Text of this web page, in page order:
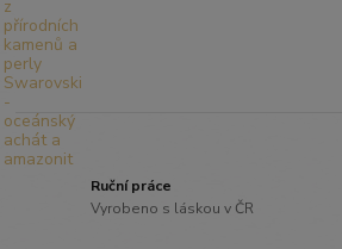
Ruční práce
Vyrobeno s láskou v ČR